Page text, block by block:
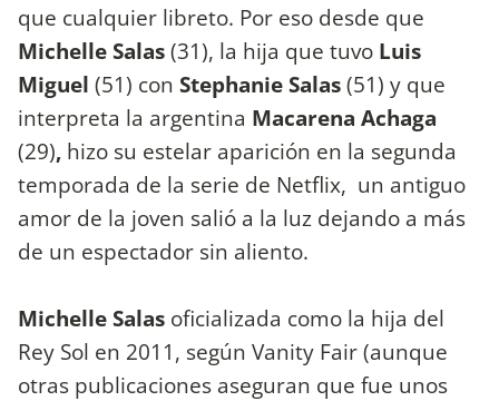
que cualquier libreto. Por eso desde que
Michelle Salas(31), la hija que tuvo Luis
Miguel (51) con Stephanie Salas(51) y que
interpreta la argentina Macarena Achaga
(29), hizo su estelar aparición en la segunda
temporada de la serie de Netflix, un antiguo
amor de la joven salió a la luz dejando a más
de un espectador sin aliento.
Michelle Salas oficializada como la hija del
Rey Sol en 2011, según Vanity Fair (aunque
otras publicaciones aseguran que fue unos